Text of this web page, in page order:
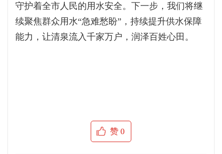
守护着全市人民的用水安全。下一步，我们将继
续聚焦群众用水“急难愁盼”，持续提升供水保障
能力，让清泉流入千家万户，润泽百姓心田。
赞0